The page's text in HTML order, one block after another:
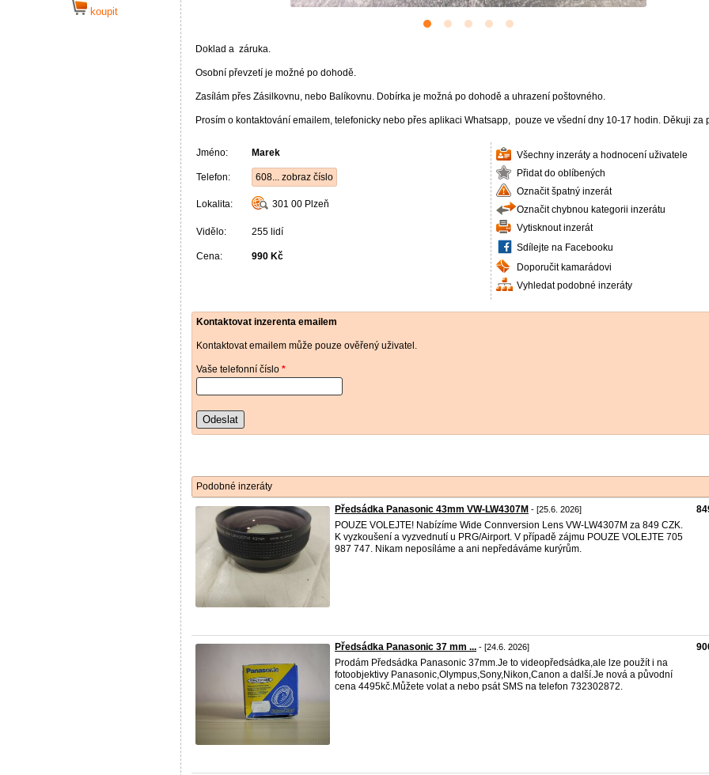
koupit
Doklad a záruka.
Osobní převzetí je možné po dohodě.
Zasílám přes Zásilkovnu, nebo Balíkovnu. Dobírka je možná po dohodě a uhrazení poštovného.
Prosím o kontaktování emailem, telefonicky nebo přes aplikaci Whatsapp, pouze ve všední dny 10-17 hodin. Děkuji za
Jméno: Marek
Telefon: 608... zobraz číslo
Lokalita: 301 00 Plzeň
Vidělo: 255 lidí
Cena: 990 Kč
Všechny inzeráty a hodnocení uživatele
Přidat do oblíbených
Označit špatný inzerát
Označit chybnou kategorii inzerátu
Vytisknout inzerát
Sdílejte na Facebooku
Doporučit kamarádovi
Vyhledat podobné inzeráty
Kontaktovat inzerenta emailem
Kontaktovat emailem může pouze ověřený uživatel.
Vaše telefonní číslo *
Odeslat
Podobné inzeráty
Předsádka Panasonic 43mm VW-LW4307M - [25.6. 2026]
POUZE VOLEJTE! Nabízíme Wide Connversion Lens VW-LW4307M za 849 CZK.
K vyzkoušení a vyzvednutí u PRG/Airport. V případě zájmu POUZE VOLEJTE 705
987 747. Nikam neposíláme a ani nepředáváme kurýrům.
Předsádka Panasonic 37 mm ... - [24.6. 2026]
Prodám Předsádka Panasonic 37mm.Je to videopředsádka,ale lze použít i na
fotoobjektivy Panasonic,Olympus,Sony,Nikon,Canon a další.Je nová a původní
cena 4495kč.Můžete volat a nebo psát SMS na telefon 732302872.